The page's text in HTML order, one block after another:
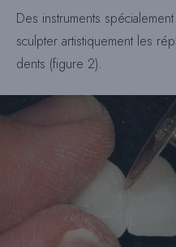
Des instruments
sculpter artistiquement les
dents (figure 2).